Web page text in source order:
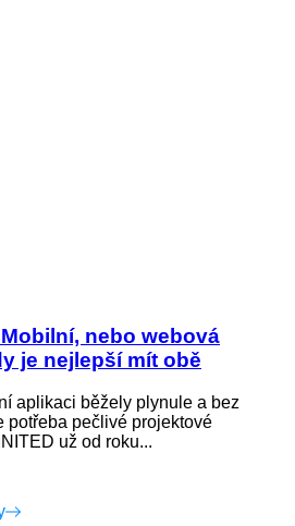
nebo webová
je nejlepší mít obě
aplikaci běžely plynule a bez
potřeba pečlivé projektové
už od roku...